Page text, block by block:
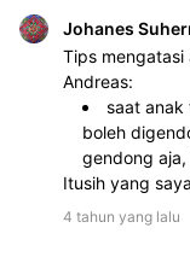
Johanes
Tips mengatasi
Andreas:
saat anak
boleh
gendong
Itusih yang
4 tahun yang lalu